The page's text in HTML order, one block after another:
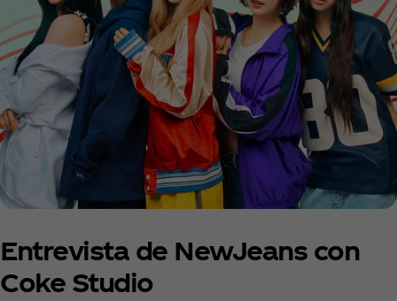
Entrevista de NewJeans con
Coke Studio